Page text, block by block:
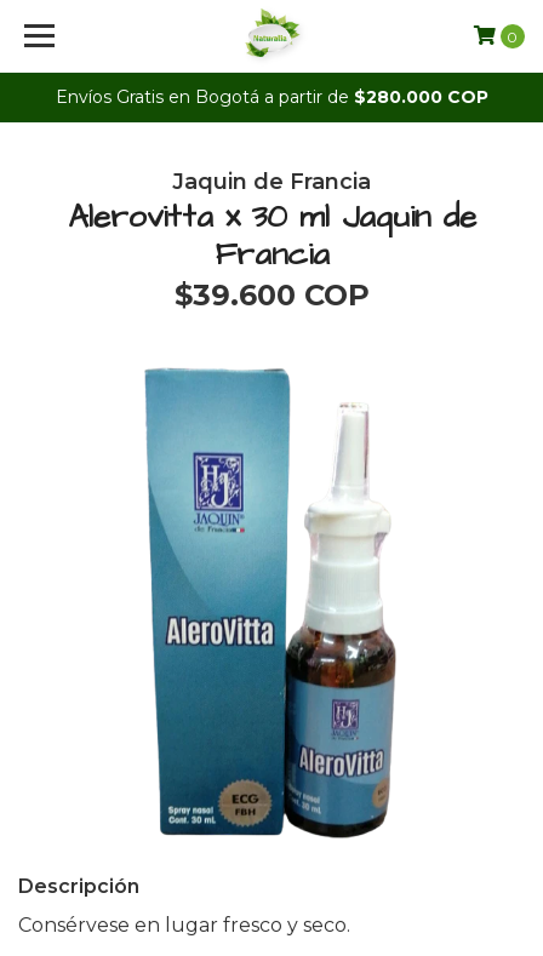
Envíos Gratis en Bogotá a partir de $280.000 COP
0
Jaquin de Francia
Alerovitta x 30 ml Jaquin de
Francia
$39.600 COP
Descripción
Consérvese en lugar fresco y seco.